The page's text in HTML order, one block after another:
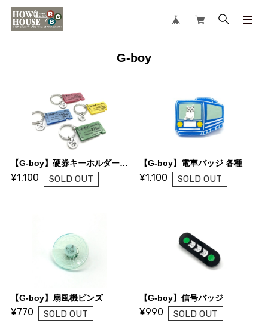
G-boy
【G-boy】硬券キーホルダー 各種 A〜D
¥1,100 SOLD OUT
【G-boy】電車バッジ 各種
¥1,100 SOLD OUT
【G-boy】扇風機ピンズ
¥770 SOLD OUT
【G-boy】信号バッジ
¥990 SOLD OUT